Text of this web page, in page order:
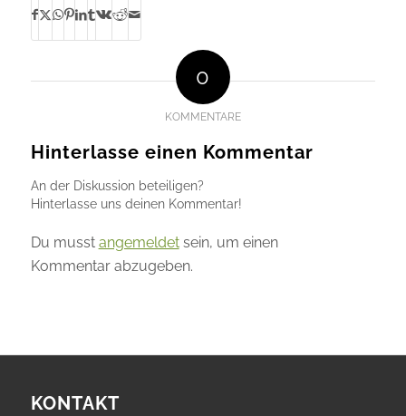
0
KOMMENTARE
Hinterlasse einen Kommentar
An der Diskussion beteiligen?
Hinterlasse uns deinen Kommentar!
Du musst angemeldetsein, um einen
Kommentar abzugeben.
KONTAKT